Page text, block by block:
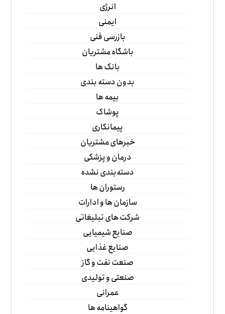
انرژی
ایمنی
بازرسی فنی
باشگاه مشتریان
بانک ها
بدون دسته بندی
بیمه ها
پوشاک
پیمانکاری
خبرهای مشتریان
درمان و پزشکی
دسته‌بندی نشده
رستوران ها
سازمان ها و ادارات
شرکت های تبلیغاتی
صنایع شیمیایی
صنایع غذایی
صنعت نفت و گاز
صنعتی و تولیدی
عمرانی
گواهینامه ها